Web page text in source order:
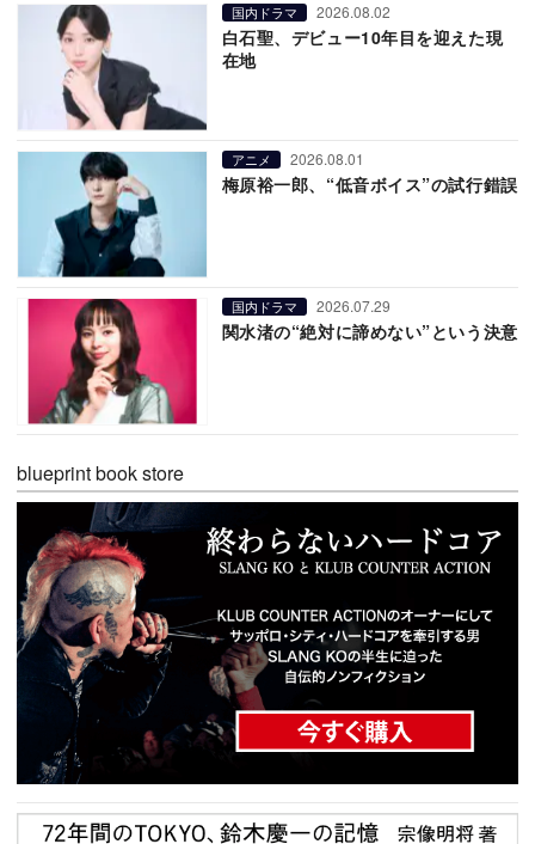
国内ドラマ 2026.08.02
白石聖、デビュー10年目を迎えた現
在地
アニメ 2026.08.01
梅原裕一郎、“低音ボイス”の試行錯誤
国内ドラマ 2026.07.29
関水渚の“絶対に諦めない”という決意
blueprint book store